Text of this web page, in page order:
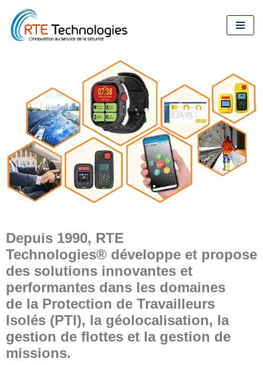
Aller
Depuis 1990, RTE
Technologies® développe et propose
des solutions innovantes et
performantes dans les domaines
de la Protection de Travailleurs
Isolés (PTI), la géolocalisation, la
gestion de flottes et la gestion de
missions.